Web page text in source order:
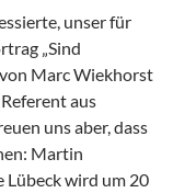
unser für
„Sind
Marc Wiekhorst
aus
uns aber, dass
Martin
Lübeck wird um 20